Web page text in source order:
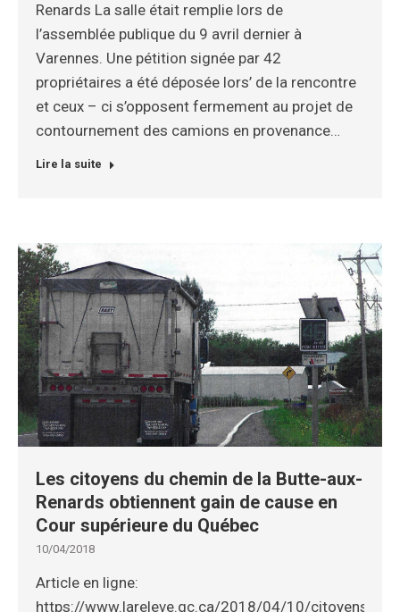
Renards La salle était remplie lors de
l’assemblée publique du 9 avril dernier à
Varennes. Une pétition signée par 42
propriétaires a été déposée lors’ de la rencontre
et ceux – ci s’opposent fermement au projet de
contournement des camions en provenance…
Lire la suite
Les citoyens du chemin de la Butte-aux-
Renards obtiennent gain de cause en
Cour supérieure du Québec
10/04/2018
Article en ligne:
https://www.lareleve.qc.ca/2018/04/10/citoyens-